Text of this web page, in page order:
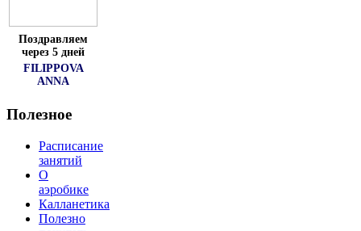
Поздравляем
через 5 дней
FILIPPOVA
ANNA
Полезное
Расписание
занятий
О
аэробике
Калланетика
Полезно